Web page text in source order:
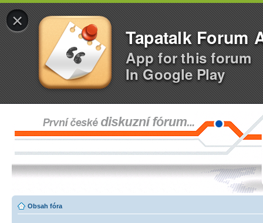
×
Tapatalk Forum
App for this forum
In Google Play
Obsah fóra